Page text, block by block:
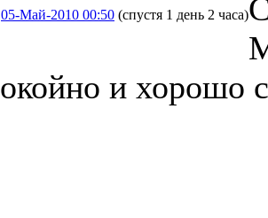
05-Май-2010 00:50 (спустя 1 день 2 часа)
и хорошо